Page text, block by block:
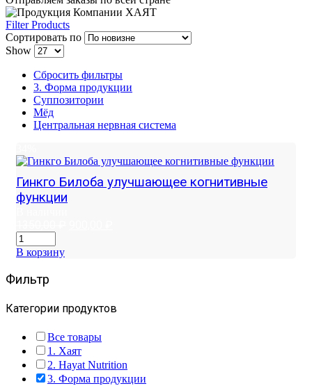
Filter Products
Сортировать по
Show
Сбросить фильтры
3. Форма продукции
Суппозитории
Мёд
Центральная нервная система
Гинкго Билоба улучшающее когнитивные
функции
В корзину
Фильтр
Категории продуктов
Все товары
1. Хаят
2. Hayat Nutrition
3. Форма продукции